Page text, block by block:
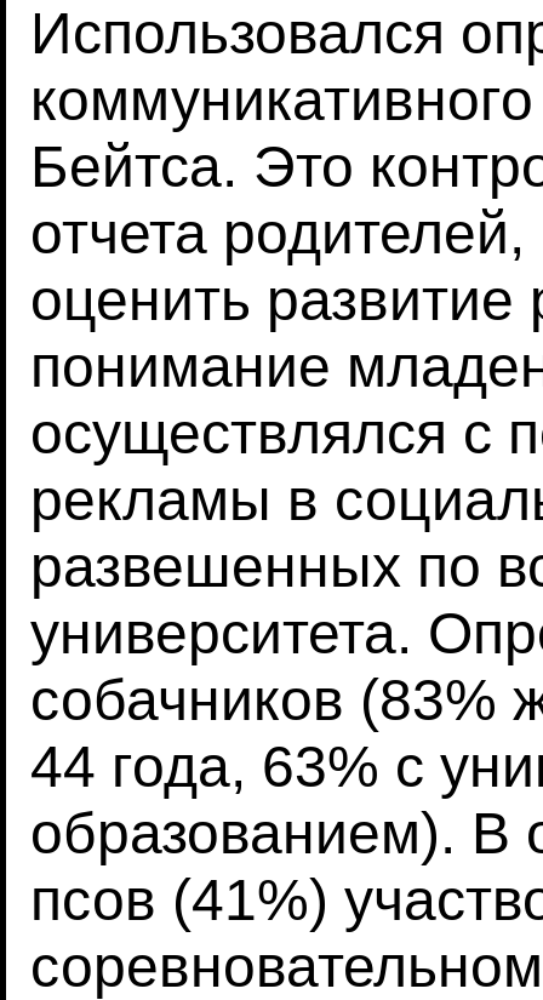
Использовался
Бейтса. Это
отчета
оценить
понимание
осуществлялся с
рекламы в
развешенных по
университета.
собачников (83%
44 года, 63% с
образованием). В
псов (41%)